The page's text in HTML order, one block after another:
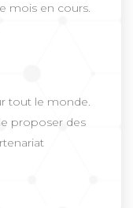
mois en cours.
tout le monde.
proposer des